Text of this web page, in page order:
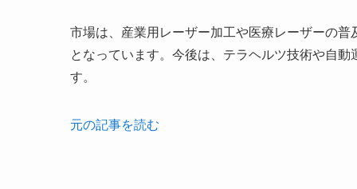
市場は、産業用レーザー加工や医療レーザーの
となっています。今後は、テラヘルツ技術や自
す。
元の記事を読む